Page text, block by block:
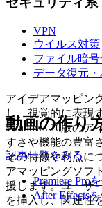
VPN
ウイルス対策
ファイル暗
データ復元
アイデアマッピン
し、視覚的に表現
Windows 10版のア
すさや機能の豊富
その特徴や利点に
アマッピングソフ
援します。ユーザ
を挿入し、関連性
動画の作り
記事一覧をみる
Premiere Pro
After Effects